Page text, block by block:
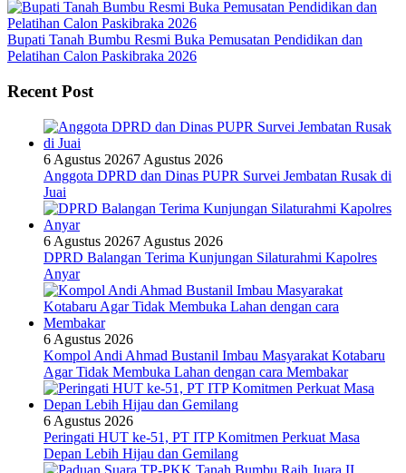
Bupati Tanah Bumbu Resmi Buka Pemusatan Pendidikan dan
Pelatihan Calon Paskibraka 2026
Recent Post
6 Agustus 20267 Agustus 2026
Anggota DPRD dan Dinas PUPR Survei Jembatan Rusak di
Juai
6 Agustus 20267 Agustus 2026
DPRD Balangan Terima Kunjungan Silaturahmi Kapolres
Anyar
6 Agustus 2026
Kompol Andi Ahmad Bustanil Imbau Masyarakat Kotabaru
Agar Tidak Membuka Lahan dengan cara Membakar
6 Agustus 2026
Peringati HUT ke-51, PT ITP Komitmen Perkuat Masa
Depan Lebih Hijau dan Gemilang